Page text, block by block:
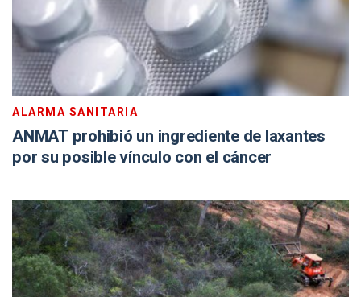
ALARMA SANITARIA
ANMAT prohibió un ingrediente de laxantes
por su posible vínculo con el cáncer